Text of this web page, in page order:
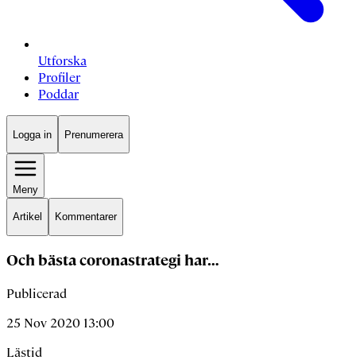
Utforska
Profiler
Poddar
Logga in Prenumerera
Meny
Artikel Kommentarer
Och bästa coronastrategi har…
Publicerad
25 Nov 2020 13:00
Lästid